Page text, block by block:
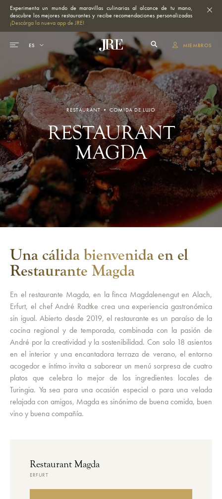
Experimenta un mundo de maravillas culinarias al alcance de tu mano,
descubre los mejores restaurantes y recibe recomendaciones personalizadas
¡Descárga la nueva app de JRE!
MIEMBROS
RESTAURANT • COMIDA DE LUJO
RESTAURANT
MAGDA
Una cálida bienvenida en el
Restaurante Magda
En el restaurante Magda, en la finca Magdalenengut en Alach,
Erfurt, el chef André Radtke crea una experiencia gastronómica
sin igual. Abierto desde 2019, el restaurante es un paraíso de la
cocina regional y de temporada, combinada con la pasión de
André por la creatividad y la sostenibilidad. Con solo 18 asientos
en el interior y una encantadora terraza de verano, el entorno
acogedor e íntimo invita a saborear un menú sorpresa de cuatro
platos que celebra lo mejor de los ingredientes locales de
Turingia. Ya sea para una ocasión especial o para una velada
relajada con amigos, Magda es sinónimo de buena comida, buen
vino y buena compañía.
Restaurant Magda
ERFURT